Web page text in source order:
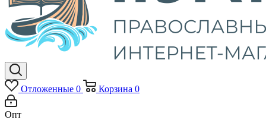
Отложенные 0 Корзина 0
Опт